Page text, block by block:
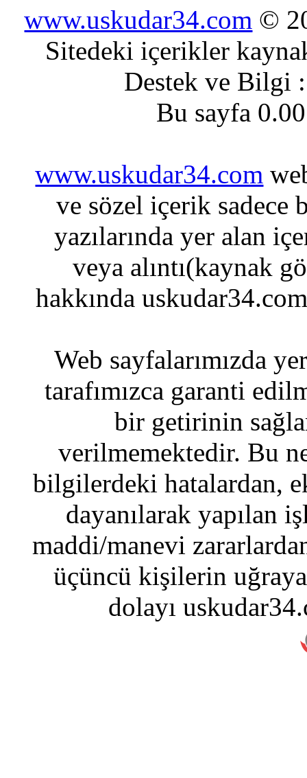
www.uskudar34.com ©
Sitedeki içerikler
Destek ve Bilgi
Bu sayfa
www.uskudar34.com
ve sözel içerik sadece
yazılarında yer alan
veya alıntı(kaynak
hakkında
Web sayfalarımızda
tarafımızca garanti
bir getirinin
verilmemektedir. Bu
bilgilerdeki hatalardan,
dayanılarak yapılan
maddi/manevi
üçüncü kişilerin
dolayı